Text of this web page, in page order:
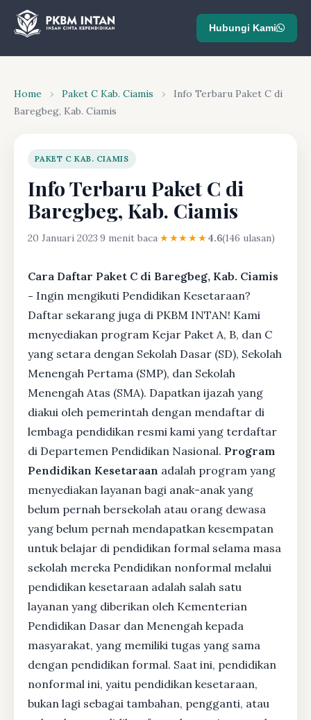
Hubungi Kami
Home › Paket C Kab. Ciamis ›
Info Terbaru Paket C di
Baregbeg, Kab. Ciamis
PAKET C KAB. CIAMIS
Info Terbaru Paket C di
Baregbeg, Kab. Ciamis
20 Januari 2023·9 menit baca·★★★★★4.6(146 ulasan)
Cara Daftar Paket C di Baregbeg, Kab. Ciamis
- Ingin mengikuti Pendidikan Kesetaraan?
Daftar sekarang juga di PKBM INTAN! Kami
menyediakan program Kejar Paket A, B, dan C
yang setara dengan Sekolah Dasar (SD), Sekolah
Menengah Pertama (SMP), dan Sekolah
Menengah Atas (SMA). Dapatkan ijazah yang
diakui oleh pemerintah dengan mendaftar di
lembaga pendidikan resmi kami yang terdaftar
di Departemen Pendidikan Nasional. Program
Pendidikan Kesetaraan adalah program yang
menyediakan layanan bagi anak-anak yang
belum pernah bersekolah atau orang dewasa
yang belum pernah mendapatkan kesempatan
untuk belajar di pendidikan formal selama masa
sekolah mereka Pendidikan nonformal melalui
pendidikan kesetaraan adalah salah satu
layanan yang diberikan oleh Kementerian
Pendidikan Dasar dan Menengah kepada
masyarakat, yang memiliki tugas yang sama
dengan pendidikan formal. Saat ini, pendidikan
nonformal ini, yaitu pendidikan kesetaraan,
bukan lagi sebagai tambahan, pengganti, atau